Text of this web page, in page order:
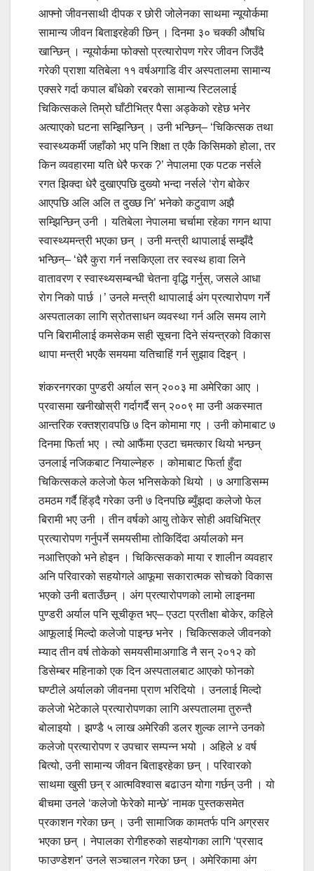
आफ्नो जीवनसाथी दीपक र छोरी जोलेनका साथमा न्यूयोर्कमा
सामान्य जीवन बिताइरहेकी छिन् । दिनमा ३० चक्की औषधि
खान्छिन् । न्यूयोर्कमा फोक्सो प्रत्यारोपण गरेर जीवन जिउँदै
गरेकी प्राशा यतिबेला ११ वर्षअगाडि वीर अस्पतालमा सामान्य
एक्सरे गर्दा कपाल बाँधेको रबरको सामान्य स्टिललाई
चिकित्सकले तिम्रो घाँटीभित्र पैसा अड्केको रहेछ भनेर
अत्याएको घटना सम्झिन्छिन् । उनी भन्छिन्– ‘चिकित्सक तथा
स्वास्थ्यकर्मी जहाँको भए पनि शिक्षा त एकै किसिमको होला, तर
किन व्यवहारमा यति धेरै फरक ?’ नेपालमा एक पटक नर्सले
रगत झिक्दा धेरै दुखाएपछि दुख्यो भन्दा नर्सले ‘रोग बोकेर
आएपछि अलि अलि त दुख्छ नि’ भनेको कटुवाण अझै
सम्झिन्छिन् उनी । यतिबेला नेपालमा चर्चामा रहेका गगन थापा
स्वास्थ्यमन्त्री भएका छन् । उनी मन्त्री थापालाई सम्झँदै
भन्छिन्– ‘धेरै कुरा गर्न नसकिएला तर स्वस्थ हावा लिने
वातावरण र स्वास्थ्यसम्बन्धी चेतना वृद्धि गर्नुस्, जसले आधा
रोग निको पार्छ ।’ उनले मन्त्री थापालाई अंग प्रत्यारोपण गर्ने
अस्पतालका लागि स्रोतसाधन व्यवस्था गर्न अलि समय लागे
पनि बिरामीलाई कमसेकम सही सूचना दिने संयन्त्रको विकास
थापा मन्त्री भएकै समयमा यतिचाहिं गर्न सुझाव दिइन् ।
शंकरनगरका पुण्डरी अर्याल सन् २००३ मा अमेरिका आए ।
प्रवासमा खनीखोस्री गर्दागर्दै सन् २००९ मा उनी अकस्मात
आन्तरिक रक्तश्रावपछि ७ दिन कोमामा गए । उनी कोमाबाट ७
दिनमा फिर्ता भए । त्यो आफैंमा एउटा चमत्कार थियो भन्छन्
उनलाई नजिकबाट नियाल्नेहरु । कोमाबाट फिर्ता हुँदा
चिकित्सकले कलेजो फेल भनिसकेको थियो । ७ अगाडिसम्म
ठमठम गर्दै हिंड्दै गरेका उनी ७ दिनपछि ब्युँझदा कलेजो फेल
बिरामी भए उनी । तीन वर्षको आयु तोकेर सोही अवधिभित्र
प्रत्यारोपण गर्नुपर्ने समयसीमा तोकिदिंदा अर्यालको मन
नआत्तिएको भने होइन । चिकित्सकको माया र शालीन व्यवहार
अनि परिवारको सहयोगले आफूमा सकारात्मक सोचको विकास
भएको उनी बताउँछन् । अंग प्रत्यारोपणको लामो लाइनमा
पुण्डरी अर्याल पनि सूचीकृत भए– एउटा प्रतीक्षा बोकेर, कहिले
आफूलाई मिल्दो कलेजो पाइन्छ भनेर । चिकित्सकले जीवनको
म्याद तीन वर्ष तोकेको समयसीमाअगाडि नै सन् २०१२ को
डिसेम्बर महिनाको एक दिन अस्पतालबाट आएको फोनको
घण्टीले अर्यालको जीवनमा प्राण भरिदियो । उनलाई मिल्दो
कलेजो भेटेकाले प्रत्यारोपणका लागि अस्पतालमा तुरुन्तै
बोलाइयो । झण्डै ५ लाख अमेरिकी डलर शुल्क लाग्ने उनको
कलेजो प्रत्यारोपण र उपचार सम्पन्न भयो । अहिले ४ वर्ष
बित्यो, उनी सामान्य जीवन बिताइरहेका छन् । परिवारको
साथमा खुसी छन् र आत्मविश्वास बढाउन योगा गर्छन् उनी । यो
बीचमा उनले ‘कलेजो फेरेको मान्छे’ नामक पुस्तकसमेत
प्रकाशन गरेका छन् । उनी सामाजिक कामतर्फ पनि अग्रसर
भएका छन् । नेपालका रोगीहरुको सहयोगका लागि ‘प्रसाद
फाउण्डेशन’ उनले सञ्चालन गरेका छन् । अमेरिकामा अंग